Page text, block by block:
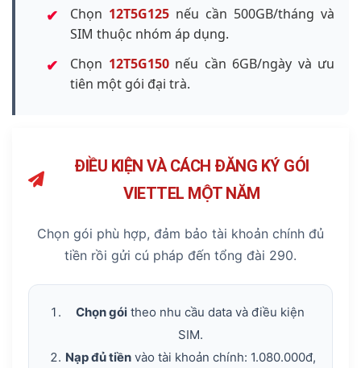
Chọn 12T5G125 nếu cần 500GB/tháng và
SIM thuộc nhóm áp dụng.
Chọn 12T5G150nếu cần 6GB/ngày và ưu
tiên một gói đại trà.
ĐIỀU KIỆN VÀ CÁCH ĐĂNG KÝ GÓI
VIETTEL MỘT NĂM
Chọn gói phù hợp, đảm bảo tài khoản chính đủ
tiền rồi gửi cú pháp đến tổng đài 290.
Chọn gói theo nhu cầu data và điều kiện
SIM.
Nạp đủ tiềnvào tài khoản chính: 1.080.000đ,